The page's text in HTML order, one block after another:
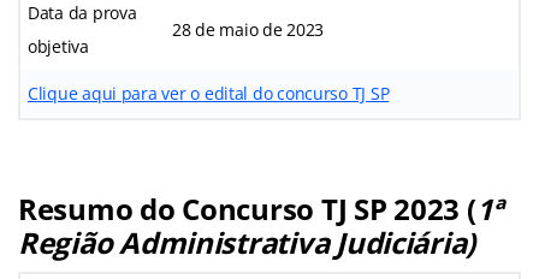
Data da prova
objetiva
28 de maio de 2023
Clique aqui para ver o edital do concurso TJ SP
Resumo do Concurso TJ SP 2023 (1ª
Região Administrativa Judiciária)